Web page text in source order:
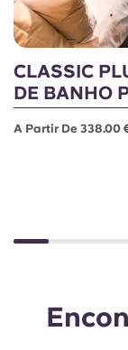
CLASSIC
DE BANHO
A Partir De 338.00